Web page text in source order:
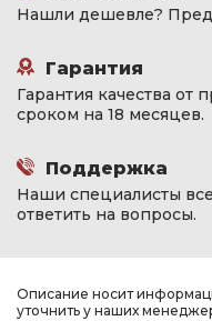
Нашли дешевле?
Гарантия
Гарантия качества от
сроком на 18 месяцев.
Поддержка
Наши специалисты
ответить на вопросы.
Описание носит
уточнить у наших